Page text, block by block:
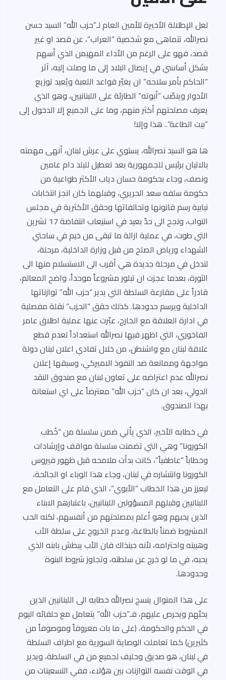
s
A
p
p
b
o
ok
a
m
ds
es
t
e
لعل الإطلالة الأخيرة للأمين العام لـ”حزب الله” السيد حسن
نصرالله، تتماهى مع شخصية “العراب”، عن قصد او غير
قصد، فهو على الرغم من الأداء المهيمن الذي أسهم
بشكل أساسي في إيصال البلاد إلى ما وصلت إليه، آثر
“الحاكم بأمر سلاحه” ان يغيّر قواعد اللعبة ويُعيد توزيع
الأدوار وينصّب “أبوته” الطارئة على اللبنانيين، وهو الذي
يعرف مصلحتهم أكثر منهم، وما على الجميع إلا الدخول إلى
“بيت الطاعة”.. هذا وإلا!
ها هو السيد نصرالله، يستوي على عرش لبنان، أنهى مهمته
بالاتيان برئيس للجمهورية بعد تعطيل للبلد دام عامين
ونصف، وجاء بحكومة حسان دياب الأكثر طواعية من
حكومة سلفه سعد الحريري، وقبلهما كان انجز انتخابات
نيابية رسم قانونها وتحالفاتها وحقق الأكثرية في مجلس
النواب، ونجح الى حدّ بعيد في استيعاب انتفاضة 17 تشرين
التي طوت، في عملية ازالة ما تبقى من خيم في ساحتي
الشهداء ورياض الصلح من قبل وزارة الداخلية، مرحلة،
لتدخل في مرحلة جديدة هي أقرب الى الاستسلام منها الى
الثورة، بعدما عجزت ان تبلور مشروعاً موحداً، واضح المعالم،
قادراً على مقارعة السلطة التي يدير “حزب الله” توازناتها
الداخلية ويرسم حدودها. كذلك حقق “الحزب” نقلة مفصلية
في ادارة العلاقة مع الخارج، عبّرت عنها عملية اطلاق عامر
الفاخوري، التي اظهر فيها نصرالله استعداداً لعدم قطع
علاقة لبنان مع واشنطن، من خلال تفادي اعلان لبنان دولة
مواجهة وممانعة ضد النفوذ الاميركي، وسبقها إعلان
نصرالله عدم اعتراضه على تعاون لبنان مع صندوق النقد
الدولي، بعد ان كان “حزب الله” معترضاً على اي استعانة
بهذا الصندوق.
في خطابه الأخير، الذي يأتي ضمن سلسلة من “خُطب
الكورونا” وهي التي تضمنت سلسلة مواقف وإرشادات
وخطاباً “عاطفياً”، كانت بدأت ملامحه قبل ظهور فيروس
الكورونا وانتشاره في لبنان، وجاء هذا الوباء او الجائحة،
ليعزز من هذا الخطاب “الأبوي”، الذي قام على التعامل مع
اللبنانيين وقبلهم المسؤولين اللبنانيين، باعتبارهم الابناء
الذين يحبهم وهو أعلم بمصلحتهم من أنفسهم، لكنه الحب
المشروط ضمناً بالطاعة، وعدم الخروج على سلطة الأب
وهيبته واحترامه، لأنه حينذاك فان الأب يبطش بابنه الذي
يحبه، في ما لو خرج عن سلطته، وتجاوز شروط البنوة
وحدودها.
‏على هذا المنوال ينسج نصرالله خطابه الى اللبنانيين الذين
يحبّهم ويحرص عليهم، فـ”حزب الله” يتعامل مع حلفائه اليوم
في الحكم والحكومة، (على ما بات معروفاً وموصوفاً من
كثيرين) كما تعاملت الوصاية السورية مع اطراف السلطة
في لبنان، هو صديق وحليف لجميع من في السلطة، ويدير
في الوقت نفسه التوازنات بين هؤلاء، ففي التسعينات من